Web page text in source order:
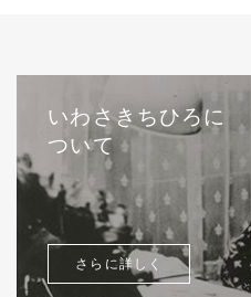
いわさきちひろに
ついて
さらに詳しく